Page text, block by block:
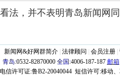
法，并不表明青岛新闻网